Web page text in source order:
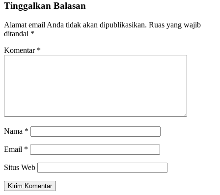
Tinggalkan Balasan
Alamat email Anda tidak akan dipublikasikan. Ruas yang wajib
ditandai *
Komentar *
Nama *
Email *
Situs Web